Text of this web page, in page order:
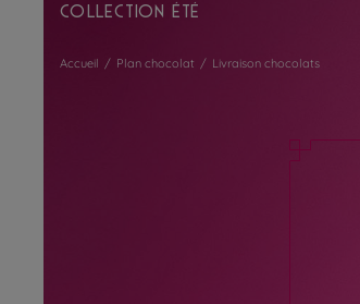
Collection Été
Accueil / Plan chocolat / Livraison chocolats